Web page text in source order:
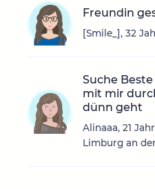
Freundin
[Smile_], 32
Suche
mit mir
dünn geht
Alinaaa, 21
Limburg an